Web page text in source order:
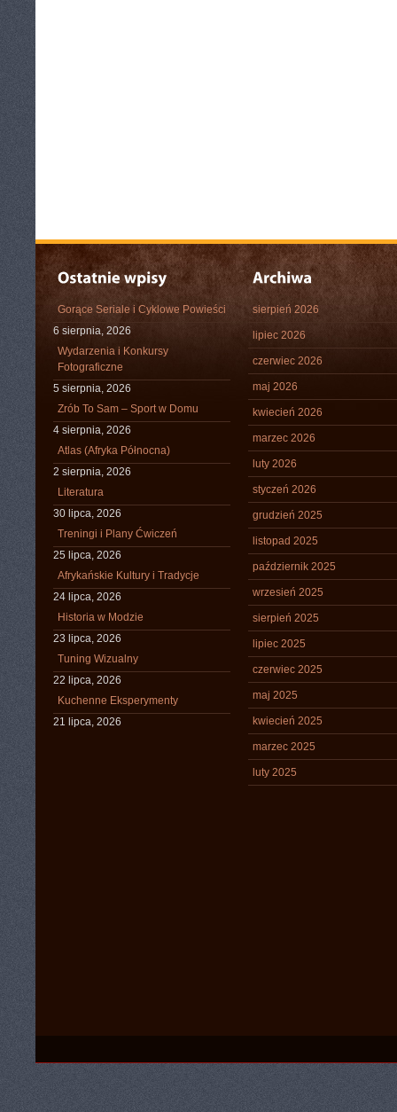
Gorące Seriale i Cyklowe Powieści
6 sierpnia, 2026
Wydarzenia i Konkursy
Fotograficzne
5 sierpnia, 2026
Zrób To Sam – Sport w Domu
4 sierpnia, 2026
Atlas (Afryka Północna)
2 sierpnia, 2026
Literatura
30 lipca, 2026
Treningi i Plany Ćwiczeń
25 lipca, 2026
Afrykańskie Kultury i Tradycje
24 lipca, 2026
Historia w Modzie
23 lipca, 2026
Tuning Wizualny
22 lipca, 2026
Kuchenne Eksperymenty
21 lipca, 2026
sierpień 2026
lipiec 2026
czerwiec 2026
maj 2026
kwiecień 2026
marzec 2026
luty 2026
styczeń 2026
grudzień 2025
listopad 2025
październik 2025
wrzesień 2025
sierpień 2025
lipiec 2025
czerwiec 2025
maj 2025
kwiecień 2025
marzec 2025
luty 2025